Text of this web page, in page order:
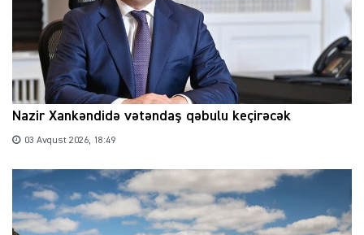
Nazir Xankəndidə vətəndaş qəbulu keçirəcək
03 Avqust 2026, 18:49